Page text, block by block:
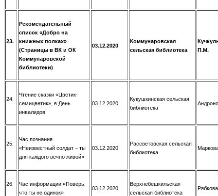
23.
Рекомендательный
список «Добро на
книжных полках»
(Страницы в ВК и ОК
Коммунаровской
библиотеки)
03.12.2020
Коммунаровская
сельская библиотека
П.М.
24.
Чтение сказки «Цветик-
семицветик», в День
инвалидов
03.12.2020
Кукушкинская сельская
библиотека
25.
Час познания
«Неизвестный солдат – ты
для каждого вечно живой»
03.12.2020
Рассветовская сельская
библиотека
26.
Час информации «Поверь,
что ты не одинок»
03.12.2020
Верхнебешкильская
сельская библиотека